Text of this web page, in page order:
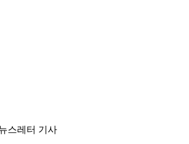
스레터 기사